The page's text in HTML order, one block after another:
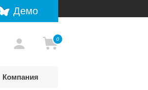
Демо
0
Компания